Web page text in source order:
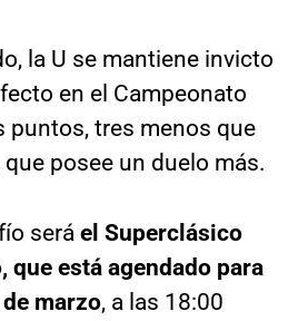
la U se mantiene invicto
en el Campeonato
puntos, tres menos que
que posee un duelo más.
será el Superclásico
que está agendado para
marzo, a las 18:00